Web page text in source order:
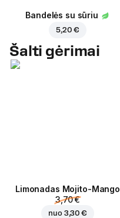
Bandelės su sūriu
5,20 €
Šalti gėrimai
Limonadas Mojito-Mango
3,70 €
nuo 3,30 €